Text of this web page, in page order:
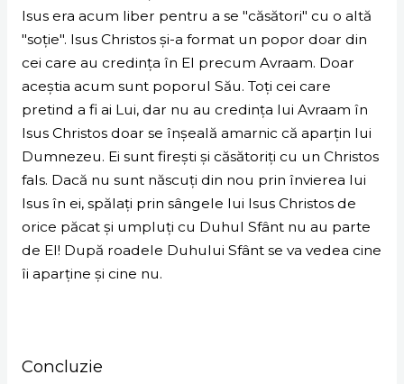
Isus era acum liber pentru a se "căsători" cu o altă
"soție". Isus Christos și-a format un popor doar din
cei care au credința în El precum Avraam. Doar
aceștia acum sunt poporul Său. Toți cei care
pretind a fi ai Lui, dar nu au credința lui Avraam în
Isus Christos doar se înșeală amarnic că aparțin lui
Dumnezeu. Ei sunt firești și căsătoriți cu un Christos
fals. Dacă nu sunt născuți din nou prin învierea lui
Isus în ei, spălați prin sângele lui Isus Christos de
orice păcat și umpluți cu Duhul Sfânt nu au parte
de El! După roadele Duhului Sfânt se va vedea cine
îi aparține și cine nu.
Concluzie